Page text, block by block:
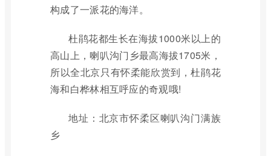
构成了一派花的海洋。
杜鹃花都生长在海拔1000米以上的
高山上，喇叭沟门乡最高海拔1705米，
所以全北京只有怀柔能欣赏到，杜鹃花
海和白桦林相互呼应的奇观哦!
地址：北京市怀柔区喇叭沟门满族
乡